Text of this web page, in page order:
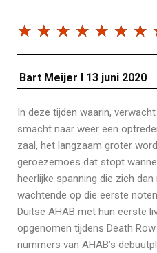
☆ ☆ ☆ ☆ ☆ ☆ ☆
Bart Meijer I 13 juni 2020
In deze tijden waarin,
smacht naar weer een
zaal, het langzaam groter
geroezemoes dat stopt
heerlijke spanning die zich
wachtende op die eerste
Duitse AHAB met hun eerste
opgenomen tijdens Death
nummers van AHAB’s